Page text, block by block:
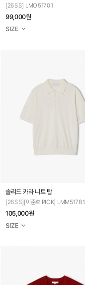
[26SS] LMO51701
99,000원
솔리드 카라 니트 탑
[26SS][이준호 PICK] LMM51781
105,000원